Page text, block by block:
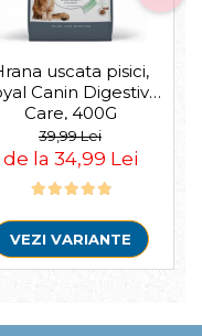
uscata pisici,
Canin Digestive
Care, 400G
39,99 Lei
de la 34,99 Lei
VEZI VARIANTE